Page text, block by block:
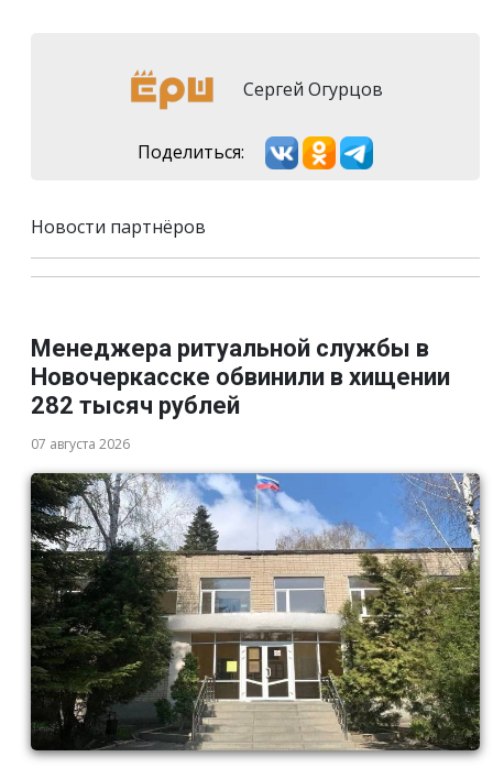
Сергей Огурцов
Поделиться:
Новости партнёров
Менеджера ритуальной службы в
Новочеркасске обвинили в хищении
282 тысяч рублей
07 августа 2026